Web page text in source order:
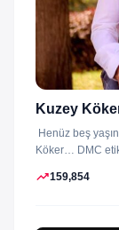
Kuzey
Henüz beş
Köker… DMC
trending_up159,854